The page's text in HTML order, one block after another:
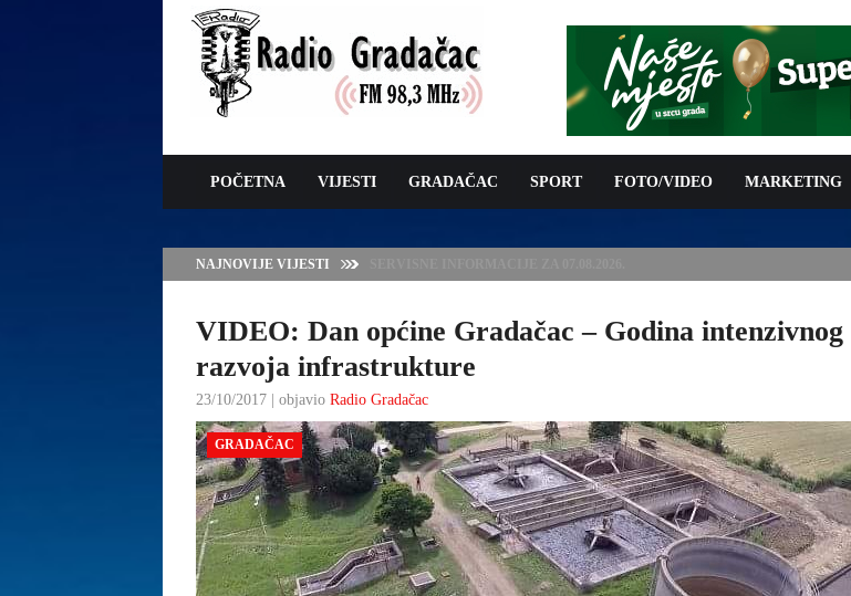
POČETNA VIJESTI GRADAČAC SPORT FOTO/VIDEO MARKETING
NAJNOVIJE VIJESTI
GRADAČCA
VIDEO: Dan općine Gradačac – Godina intenzivnog
razvoja infrastrukture
23/10/2017 | objavio Radio Gradačac
GRADAČAC